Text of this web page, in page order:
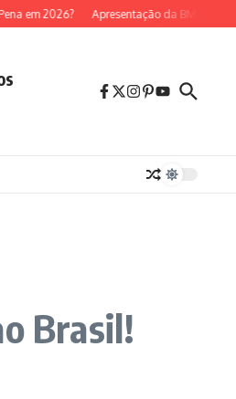
2026? Apresentação da BMW R 1300
Brasil!